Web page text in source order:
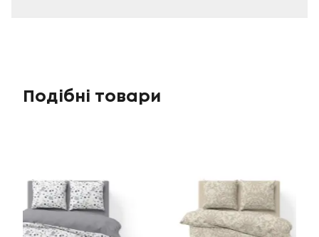
Подібні товари